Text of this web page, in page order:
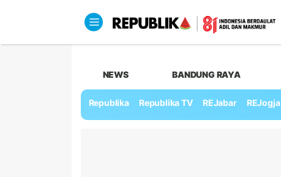
NEWS BANDUNG RAYA
Republika Republika TV REJabar REJogja